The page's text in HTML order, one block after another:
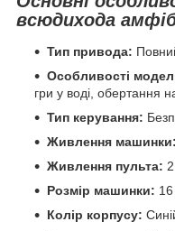
всюдихода
Тип привода:
Особливості
гри у воді, обертання
Тип керування:
Живлення машинки:
Живлення пульта:
Розмір машинки:
Колір корпусу: